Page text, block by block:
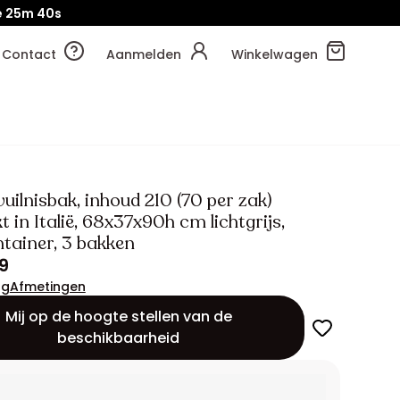
25m 37s
Contact Aanmelden Winkelwagen
inhoud 210 (70 per zak)
in Italië, 68x37x90h cm lichtgrijs,
3 bakken
Afmetingen
Mij op de hoogte stellen van de
beschikbaarheid